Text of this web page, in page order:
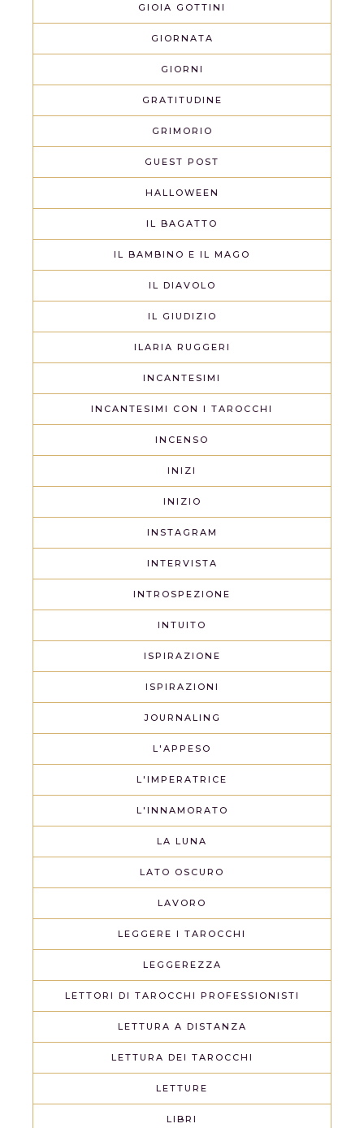
GIOIA GOTTINI
GIORNATA
GIORNI
GRATITUDINE
GRIMORIO
GUEST POST
HALLOWEEN
IL BAGATTO
IL BAMBINO E IL MAGO
IL DIAVOLO
IL GIUDIZIO
ILARIA RUGGERI
INCANTESIMI
INCANTESIMI CON I TAROCCHI
INCENSO
INIZI
INIZIO
INSTAGRAM
INTERVISTA
INTROSPEZIONE
INTUITO
ISPIRAZIONE
ISPIRAZIONI
JOURNALING
L'APPESO
L'IMPERATRICE
L'INNAMORATO
LA LUNA
LATO OSCURO
LAVORO
LEGGERE I TAROCCHI
LEGGEREZZA
LETTORI DI TAROCCHI PROFESSIONISTI
LETTURA A DISTANZA
LETTURA DEI TAROCCHI
LETTURE
LIBRI